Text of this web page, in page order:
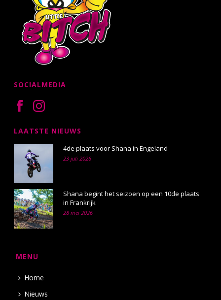
SOCIALMEDIA
LAATSTE NIEUWS
4de plaats voor Shana in Engeland
23 juli 2026
Shana begint het seizoen op een 10de plaats
in Frankrijk
28 mei 2026
MENU
Home
Nieuws